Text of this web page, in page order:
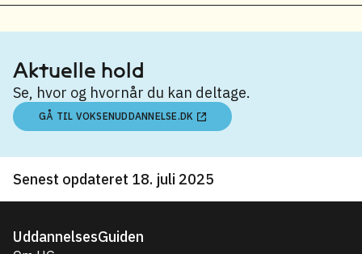
Aktuelle hold
Se, hvor og hvornår du kan deltage.
GÅ TIL VOKSENUDDANNELSE.DK
Senest opdateret 18. juli 2025
UddannelsesGuiden